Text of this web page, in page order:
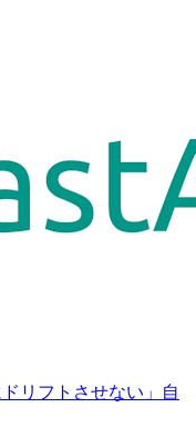
リフトさせない」自